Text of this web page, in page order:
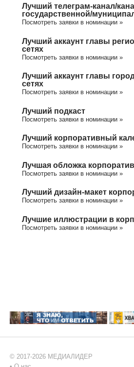
Лучший телеграм-канал/
государственной/
Посмотреть заявки в номинации »
Лучший аккаунт главы
сетях
Посмотреть заявки в номинации »
Лучший аккаунт главы
сетях
Посмотреть заявки в номинации »
Лучший подкаст
Посмотреть заявки в номинации »
Лучший корпоративный
Посмотреть заявки в номинации »
Лучшая обложка
Посмотреть заявки в номинации »
Лучший дизайн-макет
Посмотреть заявки в номинации »
Лучшие иллюстрации в
Посмотреть заявки в номинации »
© 2017-2026 МЕДИАЛИДЕР